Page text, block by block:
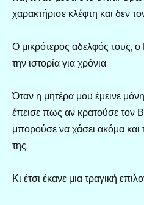
χαρακτήρισε κλέφτη και δεν
Ο μικρότερος αδελφός τους,
την ιστορία για χρόνια.
Όταν η μητέρα μου έμεινε
έπεισε πως αν κρατούσε τον
μπορούσε να χάσει ακόμα και
της.
Κι έτσι έκανε μια τραγική